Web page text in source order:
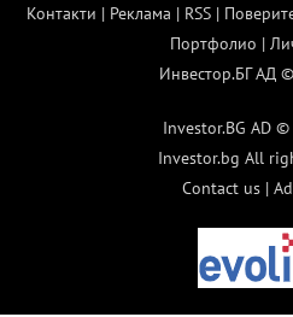
Контакти | Реклама | RSS|
Портфолио |
Инвестор.БГ АД
Investor.BG AD
Investor.bg All
Contact us |